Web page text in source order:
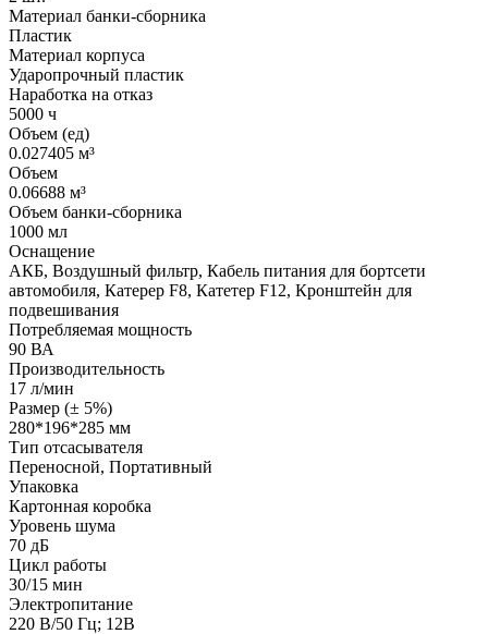
Материал банки-сборника
Пластик
Материал корпуса
Ударопрочный пластик
Наработка на отказ
5000 ч
Объем (ед)
0.027405 м³
Объем
0.06688 м³
Объем банки-сборника
1000 мл
Оснащение
АКБ, Воздушный фильтр, Кабель питания для бортсети
автомобиля, Катерер F8, Катетер F12, Кронштейн для
подвешивания
Потребляемая мощность
90 ВА
Производительность
17 л/мин
Размер (± 5%)
280*196*285 мм
Тип отсасывателя
Переносной, Портативный
Упаковка
Картонная коробка
Уровень шума
70 дБ
Цикл работы
30/15 мин
Электропитание
220 В/50 Гц; 12В